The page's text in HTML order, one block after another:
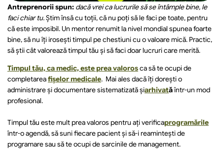
Antreprenorii spun: dacă vrei ca lucrurile să se întâmple bine, le
faci chiar tu. Știm însă cu toții, că nu poți să le faci pe toate, pentru
că este imposibil. Un mentor renumit la nivel mondial spunea foarte
bine, să nu îți irosești timpul pe chestiuni cu o valoare mică. Practic,
să știi cât valorează timpul tău și să faci doar lucruri care merită.
Timpul tău, ca medic, este prea valoros ca să te ocupi de
completarea fișelor medicale.  Mai ales dacă îți dorești o
administrare și documentare sistematizată șiarhivată într-un mod
profesional.
Timpul tău este mult prea valoros pentru ați verificaprogramările
într-o agendă, să suni fiecare pacient și să-i reamintești de
programare sau să te ocupi de sarcinile de management.